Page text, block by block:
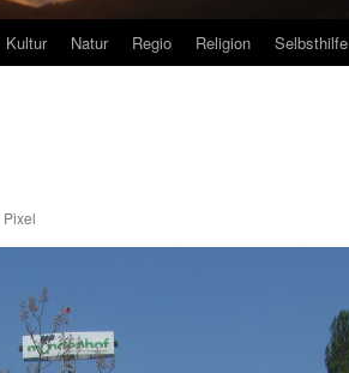
Kultur Natur Regio Religion Selbsthilfe
Pixel